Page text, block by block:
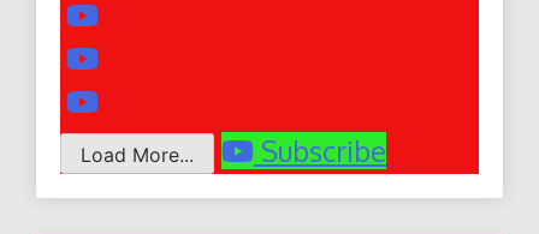
Load More... Subscribe